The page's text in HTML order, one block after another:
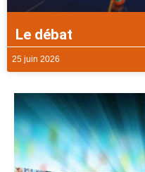
Le débat
25 juin 2026